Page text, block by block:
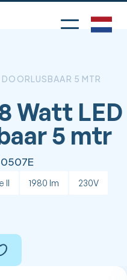
5 MTR
Watt LED
5 mtr
II 1980 lm 230V